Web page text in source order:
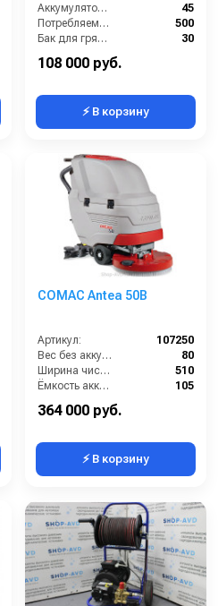
Аккумулятор АКБ (В/А·ч):
45
Потребляемая мощность (Вт):
500
Бак для грязной воды (л):
30
108 000 руб.
⚡ В корзину
COMAC Antea 50B
Артикул:
107250
Вес без аккумуляторов (кг):
80
Ширина чистки щёток (мм):
510
Ёмкость аккумуляторов (Ач):
105
364 000 руб.
⚡ В корзину